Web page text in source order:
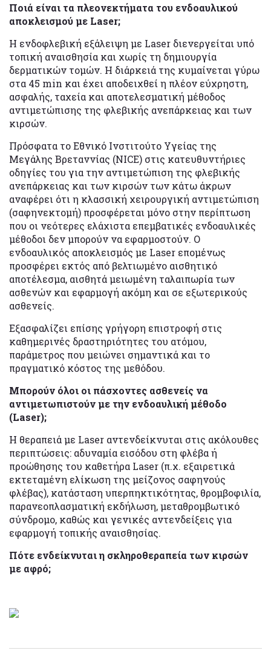
Ποιά είναι τα πλεονεκτήματα του ενδοαυλικού
αποκλεισμού με Laser;
H ενδοφλεβική εξάλειψη με Laser διενεργείται υπό
τοπική αναισθησία και χωρίς τη δημιουργία
δερματικών τομών. Η διάρκειά της κυμαίνεται γύρω
στα 45 min και έχει αποδειχθεί η πλέον εύχρηστη,
ασφαλής, ταχεία και αποτελεσματική μέθοδος
αντιμετώπισης της φλεβικής ανεπάρκειας και των
κιρσών.
Πρόσφατα το Εθνικό Ινστιτούτο Υγείας της
Μεγάλης Βρεταννίας (NICE) στις κατευθυντήριες
οδηγίες του για την αντιμετώπιση της φλεβικής
ανεπάρκειας και των κιρσών των κάτω άκρων
αναφέρει ότι η κλασσική χειρουργική αντιμετώπιση
(σαφηνεκτομή) προσφέρεται μόνο στην περίπτωση
που οι νεότερες ελάχιστα επεμβατικές ενδοαυλικές
μέθοδοι δεν μπορούν να εφαρμοστούν. Ο
ενδοαυλικός αποκλεισμός με Laser επομένως
προσφέρει εκτός από βελτιωμένο αισθητικό
αποτέλεσμα, αισθητά μειωμένη ταλαιπωρία των
ασθενών και εφαρμογή ακόμη και σε εξωτερικούς
ασθενείς.
Εξασφαλίζει επίσης γρήγορη επιστροφή στις
καθημερινές δραστηριότητες του ατόμου,
παράμετρος που μειώνει σημαντικά και το
πραγματικό κόστος της μεθόδου.
Mπορούν όλοι οι πάσχοντες ασθενείς να
αντιμετωπιστούν με την ενδοαυλική μέθοδο
(Laser);
Η θεραπειά με Laser αντενδείκνυται στις ακόλουθες
περιπτώσεις: αδυναμία εισόδου στη φλέβα ή
προώθησης του καθετήρα Laser (π.χ. εξαιρετικά
εκτεταμένη ελίκωση της μείζονος σαφηνούς
φλέβας), κατάσταση υπερπηκτικότητας, θρομβοφιλία,
παρανεοπλασματική εκδήλωση, μεταθρομβωτικό
σύνδρομο, καθώς και γενικές αντενδείξεις για
εφαρμογή τοπικής αναισθησίας.
Πότε ενδείκνυται η σκληροθεραπεία των κιρσών
με αφρό;